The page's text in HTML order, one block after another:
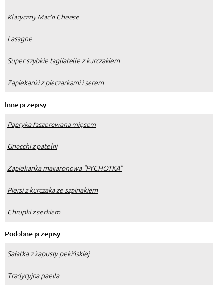
Klasyczny Mac’n Cheese
Lasagne
Super szybkie tagliatelle z kurczakiem
Zapiekanki z pieczarkami i serem
Inne przepisy
Papryka faszerowana mięsem
Gnocchi z patelni
Zapiekanka makaronowa "PYCHOTKA"
Piersi z kurczaka ze szpinakiem
Chrupki z serkiem
Podobne przepisy
Sałatka z kapusty pekińskiej
Tradycyjna paella